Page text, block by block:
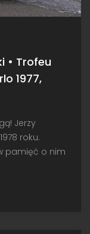
• Trofeu
1977,
Jerzy
roku.
pamięć o nim